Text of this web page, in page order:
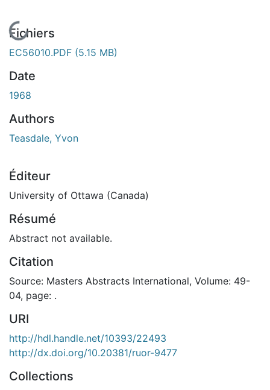
En cours de chargement...
Fichiers
EC56010.PDF (5.15 MB)
Date
1968
Authors
Teasdale, Yvon
Éditeur
University of Ottawa (Canada)
Résumé
Abstract not available.
Citation
Source: Masters Abstracts International, Volume: 49-
04, page: .
URI
http://hdl.handle.net/10393/22493
http://dx.doi.org/10.20381/ruor-9477
Collections